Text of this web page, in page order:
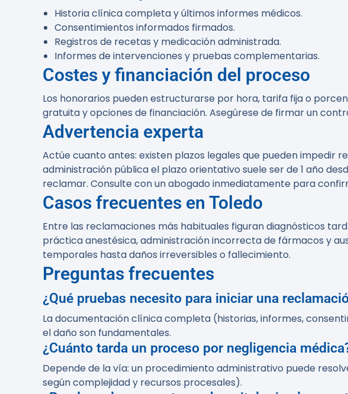
Historia clínica completa y últimos informes médicos.
Consentimientos informados firmados.
Registros de recetas y medicación administrada.
Informes de intervenciones y pruebas complementarias.
Costes y financiación del proceso
Los honorarios pueden estructurarse por hora, tarifa fija o
gratuita y opciones de financiación. Asegúrese de firmar un
Advertencia experta
Actúe cuanto antes: existen plazos legales que pueden impedir
administración pública el plazo orientativo suele ser de 1 año
reclamar. Consulte con un abogado inmediatamente para
Casos frecuentes en Toledo
Entre las reclamaciones más habituales figuran diagnósticos
práctica anestésica, administración incorrecta de fármacos y
temporales hasta daños irreversibles o fallecimiento.
Preguntas frecuentes
¿Qué pruebas necesito para iniciar una
La documentación clínica completa (historias, informes,
el daño son fundamentales.
¿Cuánto tarda un proceso por negligencia
Depende de la vía: un procedimiento administrativo puede
según complejidad y recursos procesales).